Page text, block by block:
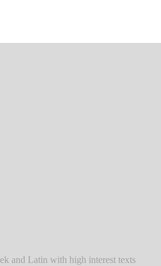
and Latin with high interest texts